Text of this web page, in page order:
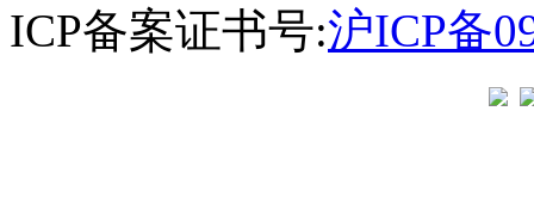
ICP备案证书号:沪ICP备